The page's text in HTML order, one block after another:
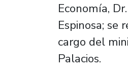
Economía,
Espinosa; se
cargo del
Palacios.